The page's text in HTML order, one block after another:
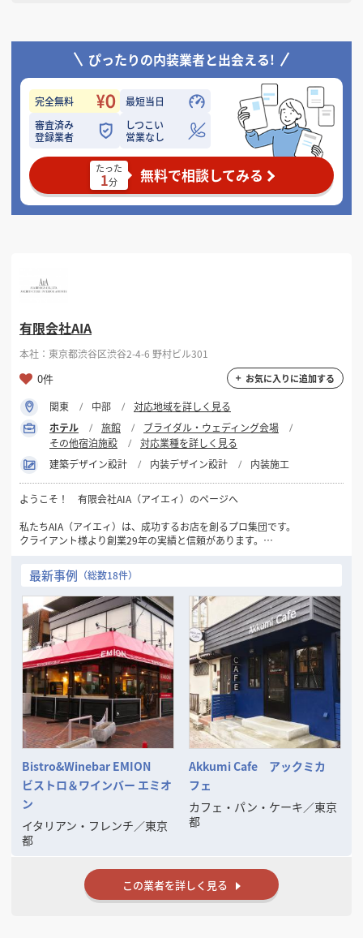
ぴったりの内装業者と出会える!
完全無料
最短当日
審査済み
登録業者
しつこい
営業なし
たった
1分 無料で相談してみる
有限会社AIA
本社：東京都渋谷区渋谷2-4-6 野村ビル301
0件 お気に入りに追加する
関東 中部
対応地域を詳しく見る
ホテル
旅館
ブライダル・ウェディング会場
その他宿泊施設
対応業種を詳しく見る
建築デザイン設計
内装デザイン設計 内装施工
ようこそ！ 有限会社AIA（アイエィ）のページへ
私たちAIA（アイエィ）は、成功するお店を創るプロ集団です。
クライアント様より創業29年の実績と信頼があります。
最初の御相談と御見積りは無料です。
■仕事のおおよその流れは、
お客様からの御相談➡物件探しのお手伝い➡レイアウト・3DCGパースな
どの御提案
➡御見積書の御提案➡成約➡工事施工➡完成引渡し➡開店準備➡オープン
➡アフターフォロー
■その他に次のようなご相談にも応じます、
◦ファイナンスの御相談
◦リースの御相談
◦物件取得の御相談（サブリースや大家さんなどへの対応）
◦その他お店に関するすべての御相談
ご一緒に良いお店を考え、楽しく創りましょう。
そして成功させましょう。
最新事例 （総数18件）
Bistro&Winebar EMION
ビストロ＆ワインバー エミオ
ン
イタリアン・フレンチ／東京
都
Akkumi Cafe アックミカ
フェ
カフェ・パン・ケーキ／東京
都
この業者を詳しく見る